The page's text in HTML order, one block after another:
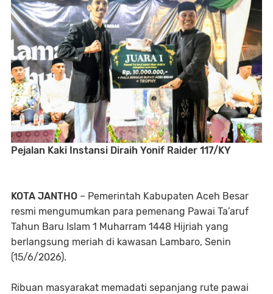
Pejalan Kaki Instansi Diraih Yonif Raider 117/KY
KOTA JANTHO – Pemerintah Kabupaten Aceh Besar
resmi mengumumkan para pemenang Pawai Ta’aruf
Tahun Baru Islam 1 Muharram 1448 Hijriah yang
berlangsung meriah di kawasan Lambaro, Senin
(15/6/2026).
Ribuan masyarakat memadati sepanjang rute pawai